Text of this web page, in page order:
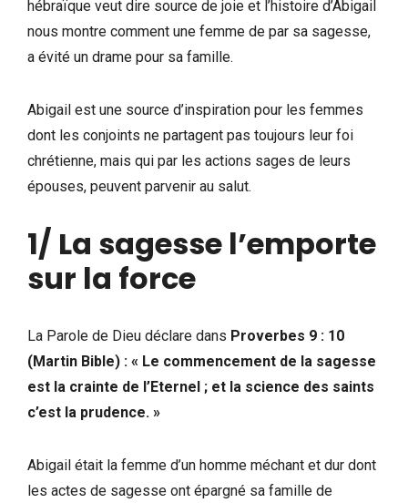
hébraïque veut dire source de joie et l’histoire d’Abigail
nous montre comment une femme de par sa sagesse,
a évité un drame pour sa famille.
Abigail est une source d’inspiration pour les femmes
dont les conjoints ne partagent pas toujours leur foi
chrétienne, mais qui par les actions sages de leurs
épouses, peuvent parvenir au salut.
1/ La sagesse l’emporte
sur la force
La Parole de Dieu déclare dans Proverbes 9 : 10
(Martin Bible) : « Le commencement de la sagesse
est la crainte de l’Eternel ; et la science des saints
c’est la prudence. »
Abigail était la femme d’un homme méchant et dur dont
les actes de sagesse ont épargné sa famille de